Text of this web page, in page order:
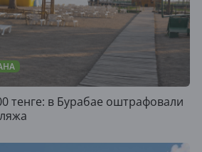
тенге: в Бурабае оштрафовали